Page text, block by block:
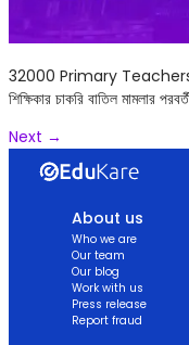
32000 Primary Teachers
শিক্ষিকার চাকরি বাতিল মামলার
Next →
About us
Who we are
Our team
Our blog
Work with us
Press release
Report fraud